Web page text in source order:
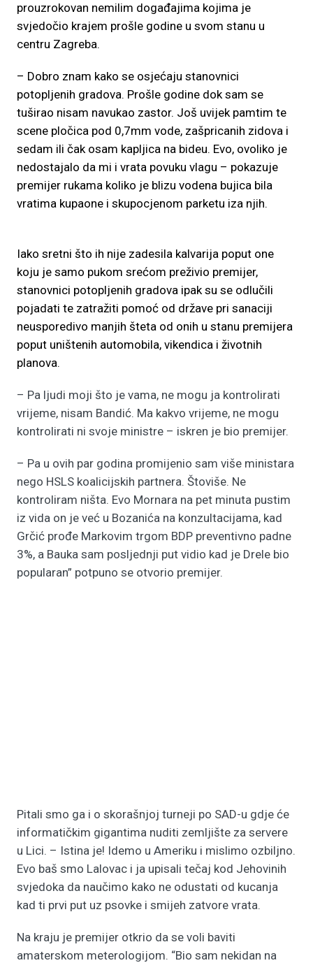
prouzrokovan nemilim događajima kojima je
svjedočio krajem prošle godine u svom stanu u
centru Zagreba.
– Dobro znam kako se osjećaju stanovnici
potopljenih gradova. Prošle godine dok sam se
tuširao nisam navukao zastor. Još uvijek pamtim te
scene pločica pod 0,7mm vode, zašpricanih zidova i
sedam ili čak osam kapljica na bideu. Evo, ovoliko je
nedostajalo da mi i vrata povuku vlagu – pokazuje
premijer rukama koliko je blizu vodena bujica bila
vratima kupaone i skupocjenom parketu iza njih.
Iako sretni što ih nije zadesila kalvarija poput one
koju je samo pukom srećom preživio premijer,
stanovnici potopljenih gradova ipak su se odlučili
pojadati te zatražiti pomoć od države pri sanaciji
neusporedivo manjih šteta od onih u stanu premijera
poput uništenih automobila, vikendica i životnih
planova.
– Pa ljudi moji što je vama, ne mogu ja kontrolirati
vrijeme, nisam Bandić. Ma kakvo vrijeme, ne mogu
kontrolirati ni svoje ministre – iskren je bio premijer.
– Pa u ovih par godina promijenio sam više ministara
nego HSLS koalicijskih partnera. Štoviše. Ne
kontroliram ništa. Evo Mornara na pet minuta pustim
iz vida on je već u Bozanića na konzultacijama, kad
Grčić prođe Markovim trgom BDP preventivno padne
3%, a Bauka sam posljednji put vidio kad je Drele bio
popularan” potpuno se otvorio premijer.
Pitali smo ga i o skorašnjoj turneji po SAD-u gdje će
informatičkim gigantima nuditi zemljište za servere
u Lici. – Istina je! Idemo u Ameriku i mislimo ozbiljno.
Evo baš smo Lalovac i ja upisali tečaj kod Jehovinih
svjedoka da naučimo kako ne odustati od kucanja
kad ti prvi put uz psovke i smijeh zatvore vrata.
Na kraju je premijer otkrio da se voli baviti
amaterskom meterologijom. “Bio sam nekidan na